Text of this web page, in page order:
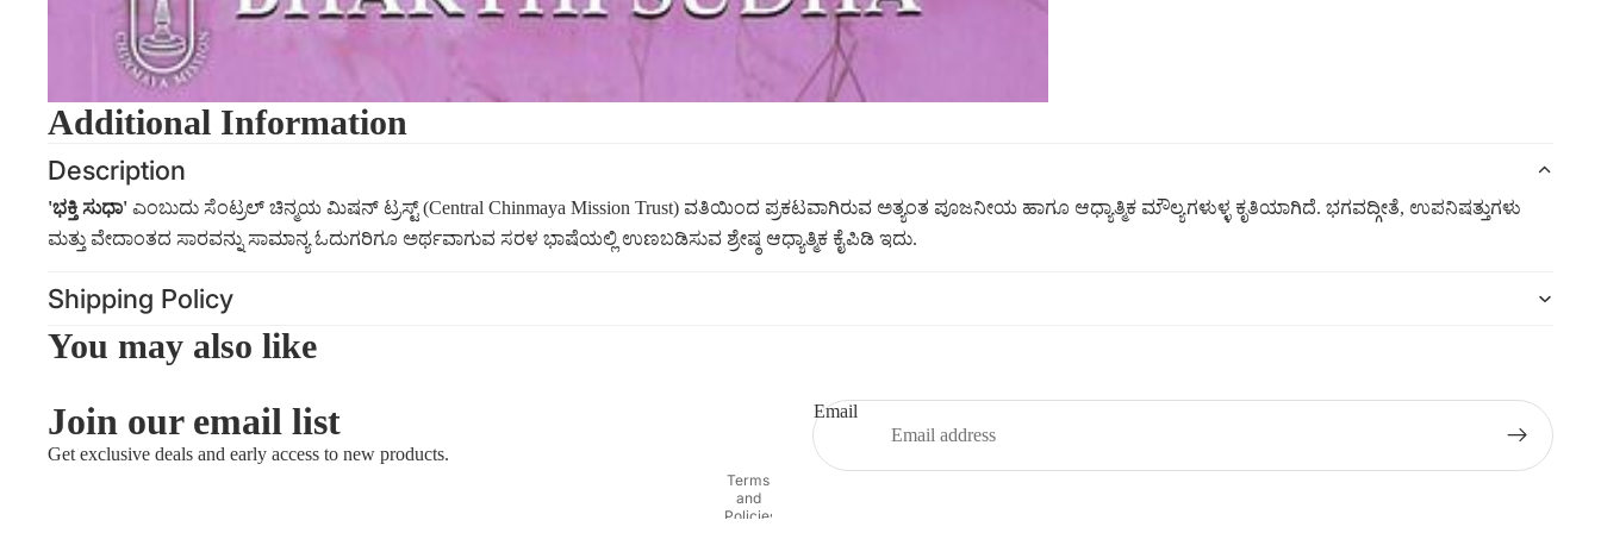
Additional Information
Description
'ಭಕ್ತಿ ಸುಧಾ' ಎಂಬುದು ಸೆಂಟ್ರಲ್ ಚಿನ್ಮಯ ಮಿಷನ್ ಟ್ರಸ್ಟ್ (Central Chinmaya Mission Trust) ವತಿಯಿಂದ ಪ್ರಕಟವಾಗಿರುವ ಅತ್ಯಂತ ಪೂಜನೀಯ ಹಾಗೂ ಆಧ್ಯಾತ್ಮಿಕ ಮೌಲ್ಯಗಳುಳ್ಳ ಕೃತಿಯಾಗಿದೆ. ಭಗವದ್ಗೀತೆ, ಉಪನಿಷತ್ತುಗಳು
ಮತ್ತು ವೇದಾಂತದ ಸಾರವನ್ನು ಸಾಮಾನ್ಯ ಓದುಗರಿಗೂ ಅರ್ಥವಾಗುವ ಸರಳ ಭಾಷೆಯಲ್ಲಿ ಉಣಬಡಿಸುವ ಶ್ರೇಷ್ಠ ಆಧ್ಯಾತ್ಮಿಕ ಕೈಪಿಡಿ ಇದು.
Shipping Policy
You may also like
Join our email list
Get exclusive deals and early access to new products.
Email
Terms
and
Policies
Terms of service
Contact information